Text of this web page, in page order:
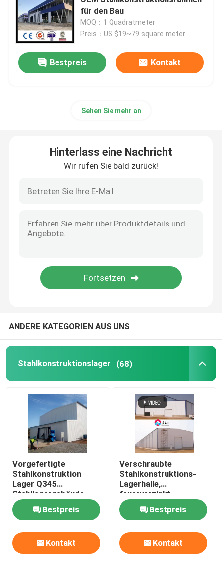
Stahlkonstruktions-Werkstatt
Stahlkonstruktionsbau
Bürogebäude mit Stahlrahmen
Stahlbaustoff
für den Bau
MOQ：1 Quadratmeter
Preis：US $19~79 square meter
Bestpreis Kontakt
Sehen Sie mehr an
Hinterlass eine Nachricht
Wir rufen Sie bald zurück!
ANDERE KATEGORIEN AUS UNS
Stahlkonstruktionslager (68)
Vorgefertigte
Stahlkonstruktion
Lager Q345
Stahllagergebäude
Bestpreis
Kontakt
Verschraubte
Stahlkonstruktions-
Lagerhalle,
feuerverzinkt
Bestpreis
Kontakt